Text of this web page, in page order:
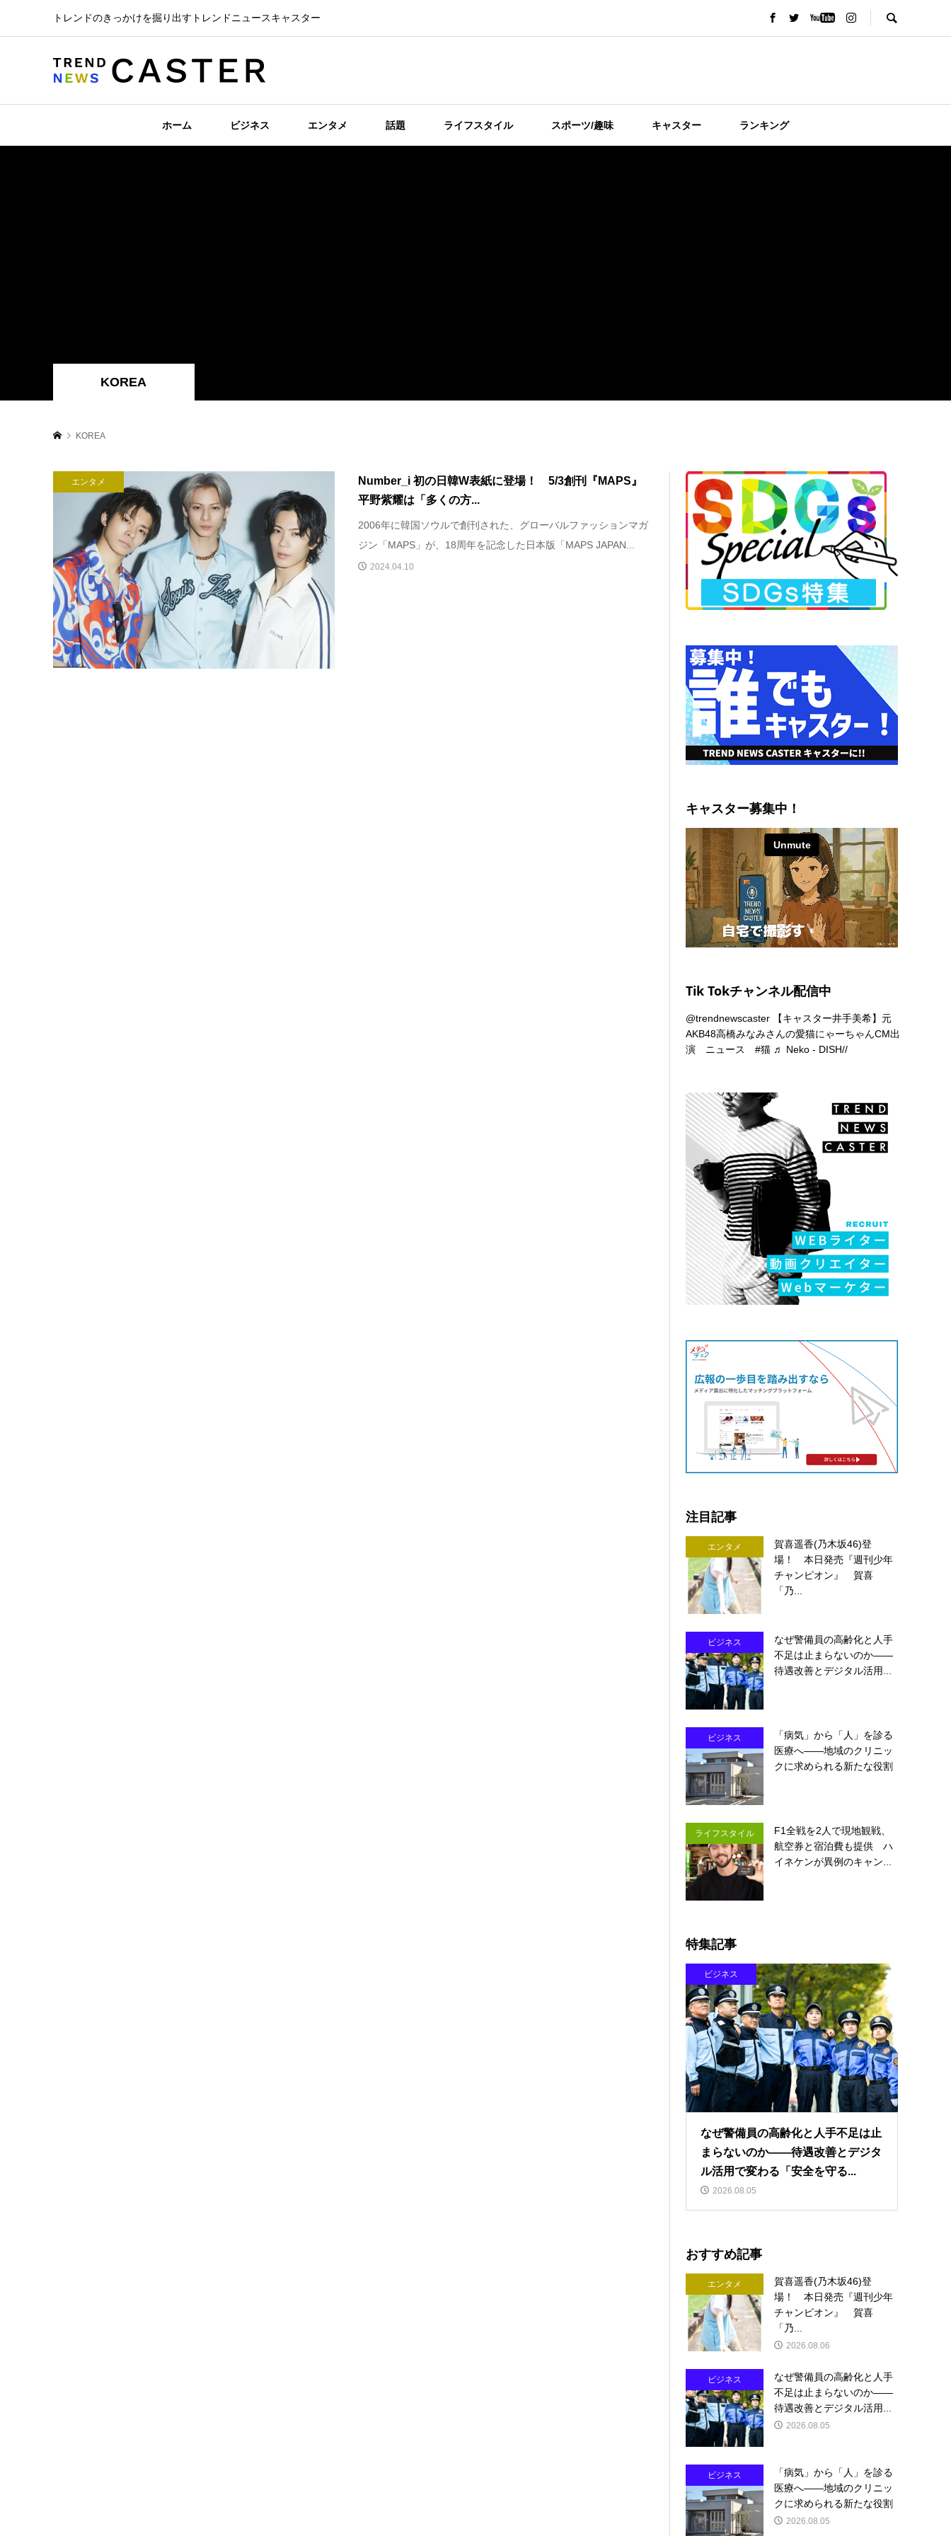
トレンドのきっかけを掘り出すトレンドニュースキャスター
ホーム ビジネス エンタメ 話題 ライフスタイル スポーツ/趣味 キャスター ランキング
KOREA
KOREA
エンタメ
Number_i 初の日韓W表紙に登場！ 5/3創刊『MAPS』
平野紫耀は「多くの方...
2006年に韓国ソウルで創刊された、グローバルファッションマガ
ジン「MAPS」が、18周年を記念した日本版「MAPS JAPAN...
2024.04.10
キャスター募集中！
Tik Tokチャンネル配信中
@trendnewscaster 【キャスター井手美希】元
AKB48高橋みなみさんの愛猫にゃーちゃんCM出
演 ニュース#猫 ♬ Neko - DISH//
注目記事
エンタメ
賀喜遥香(乃木坂46)登
場！ 本日発売『週刊少年
チャンピオン』 賀喜
「乃...
ビジネス
なぜ警備員の高齢化と人手
不足は止まらないのか――
待遇改善とデジタル活用...
ビジネス
「病気」から「人」を診る
医療へ――地域のクリニッ
クに求められる新たな役割
ライフスタイル
F1全戦を2人で現地観戦、
航空券と宿泊費も提供 ハ
イネケンが異例のキャン...
特集記事
ビジネス
なぜ警備員の高齢化と人手不足は止
まらないのか――待遇改善とデジタ
ル活用で変わる「安全を守る...
2026.08.05
おすすめ記事
エンタメ
賀喜遥香(乃木坂46)登
場！ 本日発売『週刊少年
チャンピオン』 賀喜
「乃...
2026.08.06
ビジネス
なぜ警備員の高齢化と人手
不足は止まらないのか――
待遇改善とデジタル活用...
2026.08.05
ビジネス
「病気」から「人」を診る
医療へ――地域のクリニッ
クに求められる新たな役割
2026.08.05